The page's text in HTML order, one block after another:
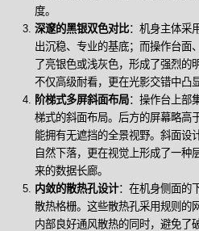
度。
深邃的黑银双色对比：机身主体采
出沉稳、专业的基底；而操作台面
了亮银色或浅灰色，形成了强烈
不仅高级耐看，更在光影交错中凸
阶梯式多屏斜面布局：操作台上部
梯式的斜面布局。后方的屏幕略高
能拥有无遮挡的全景视野。斜面设
自然下落，更在视觉上形成了一种
来的数据长廊。
内敛的散热孔设计：在机身侧面的
散热格栅。这些散热孔采用规则的
内部良好通风散热的同时，避免了